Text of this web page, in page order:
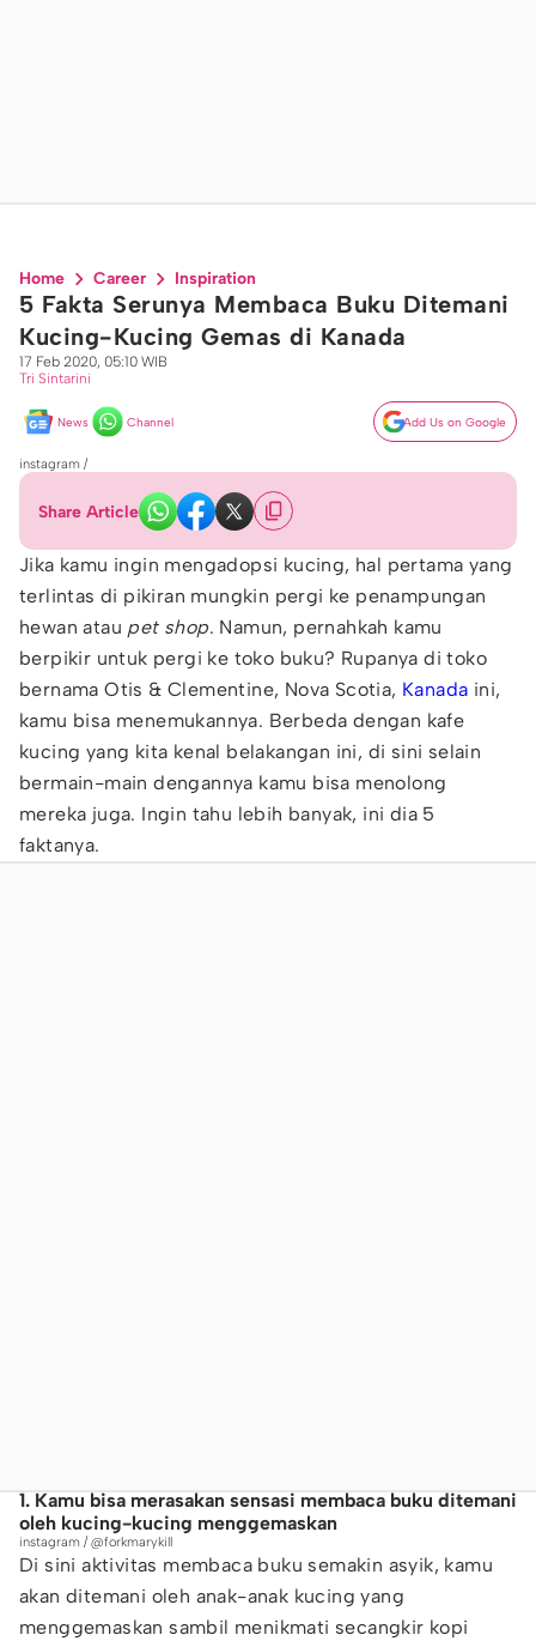
Home Career Inspiration
5 Fakta Serunya Membaca Buku Ditemani
Kucing-Kucing Gemas di Kanada
17 Feb 2020, 05:10 WIB
Tri Sintarini
News Channel Add Us on Google
instagram /
Share Article
Jika kamu ingin mengadopsi kucing, hal pertama yang
terlintas di pikiran mungkin pergi ke penampungan
hewan atau pet shop. Namun, pernahkah kamu
berpikir untuk pergi ke toko buku? Rupanya di toko
bernama Otis & Clementine, Nova Scotia, Kanada ini,
kamu bisa menemukannya. Berbeda dengan kafe
kucing yang kita kenal belakangan ini, di sini selain
bermain-main dengannya kamu bisa menolong
mereka juga. Ingin tahu lebih banyak, ini dia 5
faktanya.
1. Kamu bisa merasakan sensasi membaca buku ditemani
oleh kucing-kucing menggemaskan
instagram / @forkmarykill
Di sini aktivitas membaca buku semakin asyik, kamu
akan ditemani oleh anak-anak kucing yang
menggemaskan sambil menikmati secangkir kopi